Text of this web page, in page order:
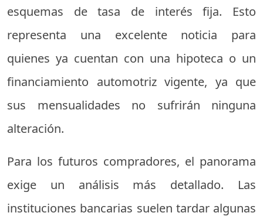
esquemas de tasa de interés fija. Esto
representa una excelente noticia para
quienes ya cuentan con una hipoteca o un
financiamiento automotriz vigente, ya que
sus mensualidades no sufrirán ninguna
alteración.
Para los futuros compradores, el panorama
exige un análisis más detallado. Las
instituciones bancarias suelen tardar algunas